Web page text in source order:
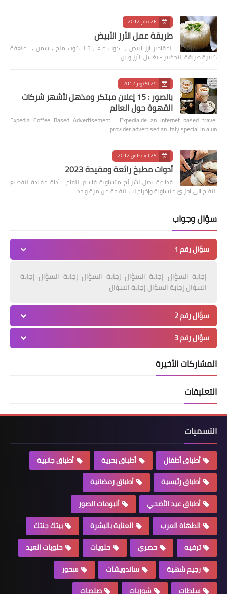
26 يناير 2012
طريقة عمل الأرز الأبيض
المقادير ارز ابيض , كوب ماء , 1.5 كوب ملح , سمن , ملعقة
كبيرة طريقة التحضير - يغسل الأرز و ين…
29 أكتوبر 2012
بالصور : 15 إعلان مبتكر ومذهل لأشهر شركات
القهوة حول العالم
Expedia Coffee Based Advertisement : Expedia.de an internet based travel
provider advertised an Italy special in a un…
25 أغسطس 2012
أدوات مطبخ رائعة ومفيدة 2023
قطاعة بصل لشرائح متساوية قاسم التفاح : أداة مفيدة لتقطيع
التفاح الى أجزائ متساوية وإخراج لب التفاحة من مرة واحد…
سؤال وجواب
سؤال رقم 1
إجابة السؤال إجابة السؤال إجابة السؤال إجابة السؤال إجابة
السؤال إجابة السؤال إجابة السؤال
سؤال رقم 2
سؤال رقم 3
المشاركات الأخيرة
التعليقات
التسميات
أطباق أطفال أطباق بحرية
أطباق جانبية
أطباق رئيسية
أطباق رمضانية
أطباق عيد الأضحي
ألبومات الصور
الطهاة العرب
العناية بالبشرة
بيتك جنتك
ترفيه
حصري حلويات
حلويات العيد
رجيم شهية
ساندويشات
سحور
سلطات
شوربات صلصات